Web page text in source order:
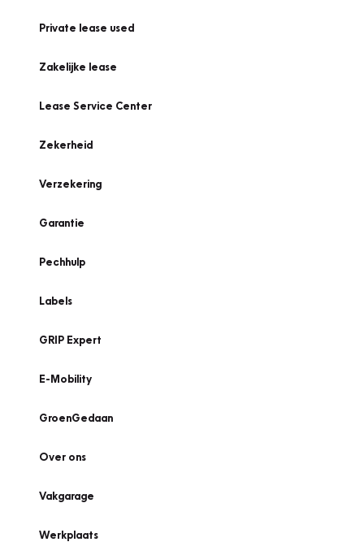
Private lease used
Zakelijke lease
Lease Service Center
Zekerheid
Verzekering
Garantie
Pechhulp
Labels
GRIP Expert
E-Mobility
GroenGedaan
Over ons
Vakgarage
Werkplaats